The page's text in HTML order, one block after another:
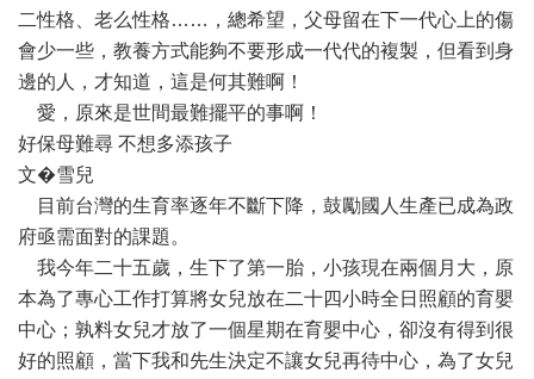
二性格、老么性格……，總希望，父母留在下一代心上的傷
會少一些，教養方式能夠不要形成一代代的複製，但看到身
邊的人，才知道，這是何其難啊！
愛，原來是世間最難擺平的事啊！
好保母難尋 不想多添孩子
文�雪兒
目前台灣的生育率逐年不斷下降，鼓勵國人生產已成為政
府亟需面對的課題。
我今年二十五歲，生下了第一胎，小孩現在兩個月大，原
本為了專心工作打算將女兒放在二十四小時全日照顧的育嬰
中心；孰料女兒才放了一個星期在育嬰中心，卻沒有得到很
好的照顧，當下我和先生決定不讓女兒再待中心，為了女兒